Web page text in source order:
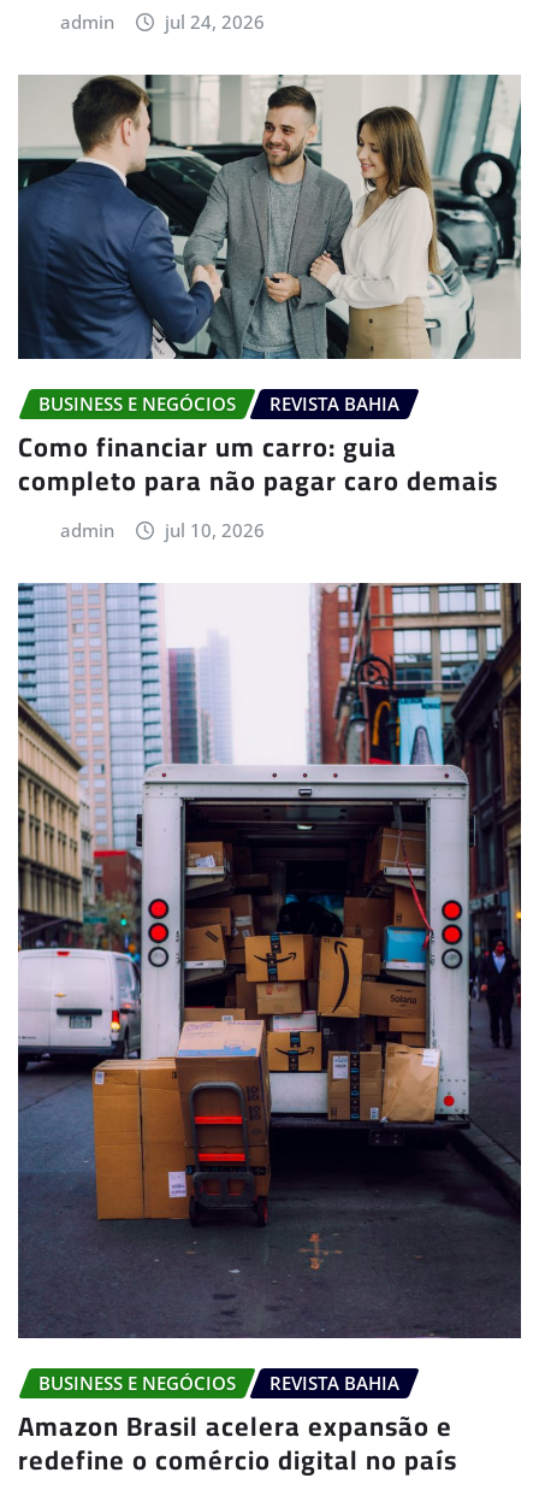
admin jul 24, 2026
BUSINESS E NEGÓCIOS REVISTA BAHIA
Como financiar um carro: guia
completo para não pagar caro demais
admin jul 10, 2026
BUSINESS E NEGÓCIOS REVISTA BAHIA
Amazon Brasil acelera expansão e
redefine o comércio digital no país